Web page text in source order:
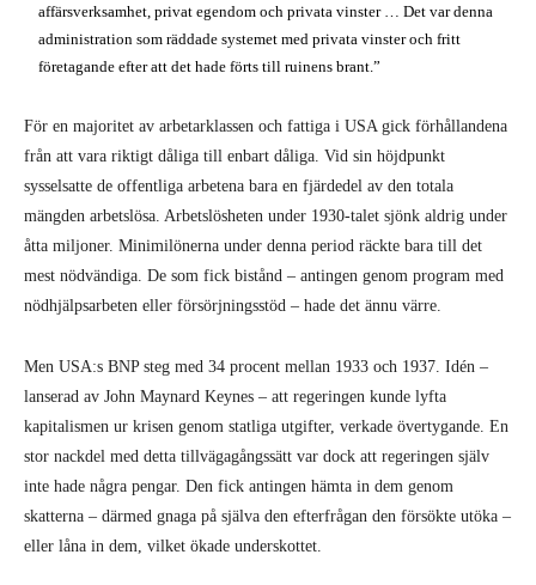
affärsverksamhet, privat egendom och privata vinster … Det var denna
administration som räddade systemet med privata vinster och fritt
företagande efter att det hade förts till ruinens brant.”
För en majoritet av arbetarklassen och fattiga i USA gick förhållandena
från att vara riktigt dåliga till enbart dåliga. Vid sin höjdpunkt
sysselsatte de offentliga arbetena bara en fjärdedel av den totala
mängden arbetslösa. Arbetslösheten under 1930-talet sjönk aldrig under
åtta miljoner. Minimilönerna under denna period räckte bara till det
mest nödvändiga. De som fick bistånd – antingen genom program med
nödhjälpsarbeten eller försörjningsstöd – hade det ännu värre.
Men USA:s BNP steg med 34 procent mellan 1933 och 1937. Idén –
lanserad av John Maynard Keynes – att regeringen kunde lyfta
kapitalismen ur krisen genom statliga utgifter, verkade övertygande. En
stor nackdel med detta tillvägagångssätt var dock att regeringen själv
inte hade några pengar. Den fick antingen hämta in dem genom
skatterna – därmed gnaga på själva den efterfrågan den försökte utöka –
eller låna in dem, vilket ökade underskottet.